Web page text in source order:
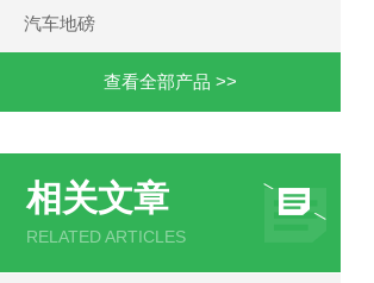
汽车地磅
查看全部产品 >>
相关文章
RELATED ARTICLES